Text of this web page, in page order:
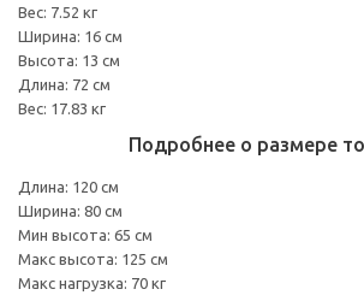
Вес: 7.52 кг
Ширина: 16 см
Высота: 13 см
Длина: 72 см
Вес: 17.83 кг
Подробнее о размере
Длина: 120 см
Ширина: 80 см
Мин высота: 65 см
Макс высота: 125 см
Макс нагрузка: 70 кг